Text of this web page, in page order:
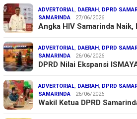
ADVERTORIAL, DAERAH, DPRD
SAMARINDA
27/06/2026
Angka HIV Samarinda Naik,
ADVERTORIAL, DAERAH, DPRD
SAMARINDA
26/06/2026
DPRD Nilai Ekspansi
ADVERTORIAL, DAERAH, DPRD
SAMARINDA
26/06/2026
Wakil Ketua DPRD